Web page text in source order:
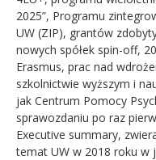
2025”, Programu
UW (ZIP), grantów
nowych spółek spin-off,
Erasmus, prac nad
szkolnictwie wyższym i
jak Centrum Pomocy
sprawozdaniu po raz
Executive summary,
temat UW w 2018 roku w